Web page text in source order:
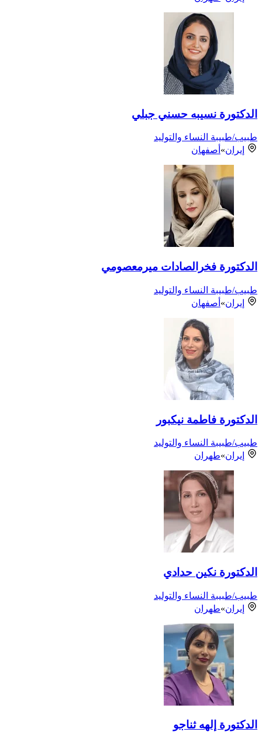
الدكتورة نسيبه حسني جبلي
طبيب/طبيبة النساء والتوليد
إيران» أصفهان
الدكتورة فخرالصادات ميرمعصومي
طبيب/طبيبة النساء والتوليد
إيران» أصفهان
الدكتورة فاطمة نيكبور
طبيب/طبيبة النساء والتوليد
إيران»طهران
الدكتورة نكين حدادي
طبيب/طبيبة النساء والتوليد
إيران»طهران
الدكتورة إلهه ثناجو